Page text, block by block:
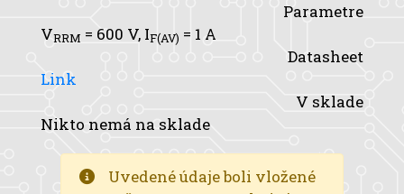
Parametre
VRRM = 600 V, IF(AV) = 1 A
Datasheet
Link
V sklade
Nikto nemá na sklade
Uvedené údaje boli vložené